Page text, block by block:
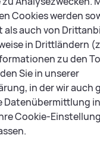
14:00 - 16:00
14:00 - 16:00
14:00 - 16:00
&
Cookies werden
als auch von
in Drittländern
zu den
Sie in unserer
in der wir auch
Datenübermittlung
Cookie-